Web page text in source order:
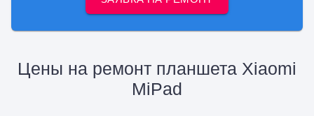
Цены на ремонт планшета Xiaomi
MiPad